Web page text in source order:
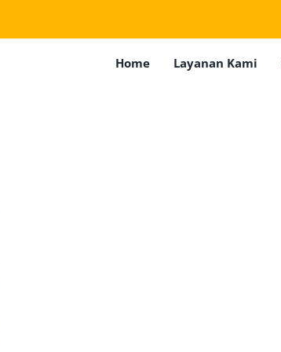
Home Layanan Kami